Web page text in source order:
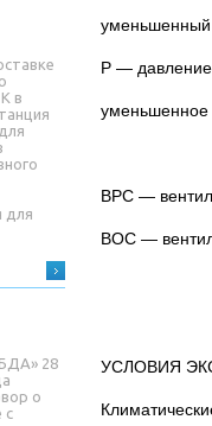
в
для
28
о
с
уменьшенный
P —
уменьшенное
ВРС —
ВОС —
УСЛОВИЯ